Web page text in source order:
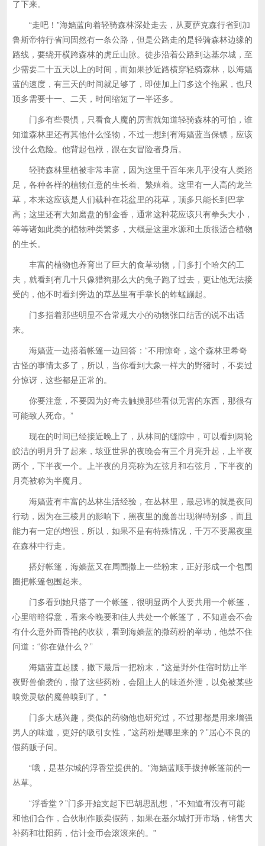
了下来。
“走吧！”海嫱蓝向着轻骑森林深处走去，从夏萨克森行省到加
鲁斯帝特行省间固然有一条公路，但是公路走的是轻骑森林边缘的
路线，要绕开横跨森林的虎丘山脉。徒步沿着公路到达基尔城，至
少需要二十五天以上的时间，而如果抄近路横穿轻骑森林，以海嫱
蓝的速度，有三天的时间就足够了，即使加上门多这个拖累，也只
顶多需要十一、二天，时间缩短了一半还多。
门多有些畏惧，只看食人魔的厉害就知道轻骑森林的可怕，谁
知道森林里还有其他什么怪物，不过一想到有海嫱蓝当保镖，应该
没什么危险。他背起包袱，跟在女冒险者身后。
轻骑森林里植被非常丰富，因为这里千百年来几乎没有人类踏
足，各种各样的植物任意的生长着、繁殖着。这里有一人高的龙兰
草，本来这应该是人们载种在花盆里的花草，顶多只能长到巴掌
高；这里还有大如磨盘的郁金香，通常这种花应该只有拳头大小，
等等诸如此类的植物种类繁多，大概是这里水源和土质很适合植物
的生长。
丰富的植物也养育出了巨大的食草动物，门多打个哈欠的工
夫，就看到有几十只像猎狗那么大的兔子跑了过去，更让他无法接
受的，他不时看到旁边的草丛里有手掌长的蚱蜢蹦起。
门多指着那些明显不合常规大小的动物张口结舌的说不出话
来。
海嫱蓝一边搭着帐篷一边回答：“不用惊奇，这个森林里希奇
古怪的事情太多了，所以，当你看到大象一样大的野猪时，不要过
分惊讶，这些都是正常的。
你要注意，不要因为好奇去触摸那些看似无害的东西，那很有
可能致人死命。”
现在的时间已经接近晚上了，从林间的缝隙中，可以看到两轮
皎洁的明月升了起来，垓亚世界的夜晚会有三个月亮升起，上半夜
两个，下半夜一个。上半夜的月亮称为左弦月和右弦月，下半夜的
月亮被称为半魔月。
海嫱蓝有丰富的丛林生活经验，在丛林里，最忌讳的就是夜间
行动，因为在三棱月的影响下，黑夜里的魔兽出现得特别多，而且
能力有一定的增强，所以，如果不是有特殊情况，千万不要黑夜里
在森林中行走。
搭好帐篷，海嫱蓝又在周围撒上一些粉末，正好形成一个包围
圈把帐篷包围起来。
门多看到她只搭了一个帐篷，很明显两个人要共用一个帐篷，
心里暗暗得意，看来今晚要和佳人共处一个帐篷了，不知道会不会
有什么意外而香艳的收获，看到海嫱蓝的撒药粉的举动，他禁不住
问道：“你在做什么？”
海嫱蓝直起腰，撒下最后一把粉末，“这是野外住宿时防止半
夜野兽偷袭的，撒了这些药粉，会阻止人的味道外泄，以免被某些
嗅觉灵敏的魔兽嗅到了。”
门多大感兴趣，类似的药物他也研究过，不过那都是用来增强
男人的味道，更好的吸引女性，“这药粉是哪里来的？”居心不良的
假药贩子问。
“哦，是基尔城的浮香堂提供的。”海嫱蓝顺手拔掉帐篷前的一
丛草。
“浮香堂？”门多开始支起下巴胡思乱想，“不知道有没有可能
和他们合作，合伙制作贩卖假药，如果在基尔城打开市场，销售大
补药和壮阳药，估计金币会滚滚来的。”